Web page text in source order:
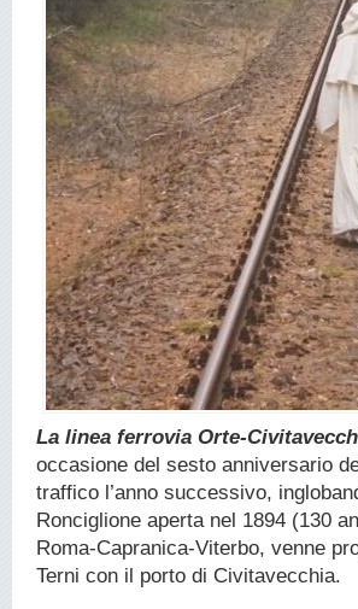
La linea ferrovia Orte-
occasione del sesto anniversario
traffico l’anno successivo,
Ronciglione aperta nel 1894 (130
Roma-Capranica-Viterbo, venne
Terni con il porto di Civitavecchia.